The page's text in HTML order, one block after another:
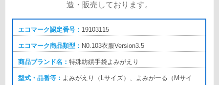
造・販売しております。
19103115
N0.103衣服Version3.5
特殊紡績手袋よみがえり
よみがえり（Lサイズ）、よみがーる（Mサイ